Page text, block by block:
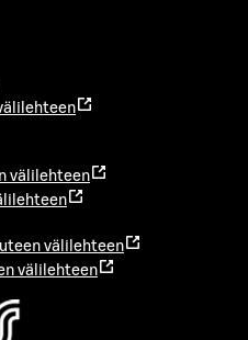
välilehteen
välilehteen
välilehteen